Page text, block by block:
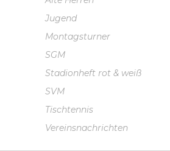
Jugend
Montagsturner
SGM
Stadionheft rot & weiß
SVM
Tischtennis
Vereinsnachrichten